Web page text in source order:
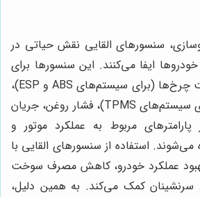
سنسورهای القایی نقش حیاتی در
ایفا می‌کنند. این سنسورها برای
اندازه‌گیری سرعت چرخ‌ها (برای سیستم‌های ABS و ESP)،
فشار تایرها (برای سیستم‌های TPMS)، فشار روغن، جریان
مربوط به عملکرد موتور و
استفاده از سنسورهای القایی با
بهبود عملکرد خودرو، کاهش مصرف سوخت
سرنشینان کمک می‌کند. به همین دلیل،